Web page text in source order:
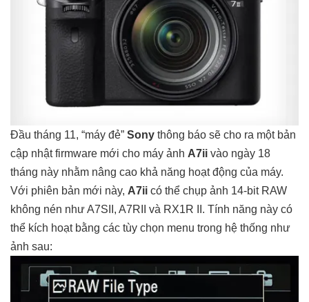
Đầu tháng 11, “máy đẻ” Sony thông báo sẽ cho ra một bản
cập nhật firmware mới cho máy ảnh A7ii vào ngày 18
tháng này nhằm nâng cao khả năng hoạt động của máy.
Với phiên bản mới này, A7ii có thể chụp ảnh 14-bit RAW
không nén như A7SII, A7RII và RX1R II. Tính năng này có
thể kích hoạt bằng các tùy chọn menu trong hệ thống như
ảnh sau: